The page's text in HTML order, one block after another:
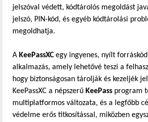
jelszóval védett, kódtárolós megoldást
jelszó, PIN-kód, és egyéb kódtárolási
megoldhatja.
A KeePassXCegy ingyenes, nyílt
alkalmazás, amely lehetővé teszi a
hogy biztonságosan tárolják és kezeljék
KeePassXC a népszerű KeePass program
multiplatformos változata, és a legfőbb
védelme erős titkosítással, miközben